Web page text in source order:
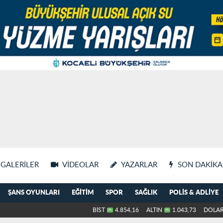
VIDEOLAR YAZARLAR SON DAKIKA
ŞANS OYUNLARI EĞITIM SPOR SAĞLIK POLIS & ADLIYE
BİST 4.854,16 ALTIN 1.043,73